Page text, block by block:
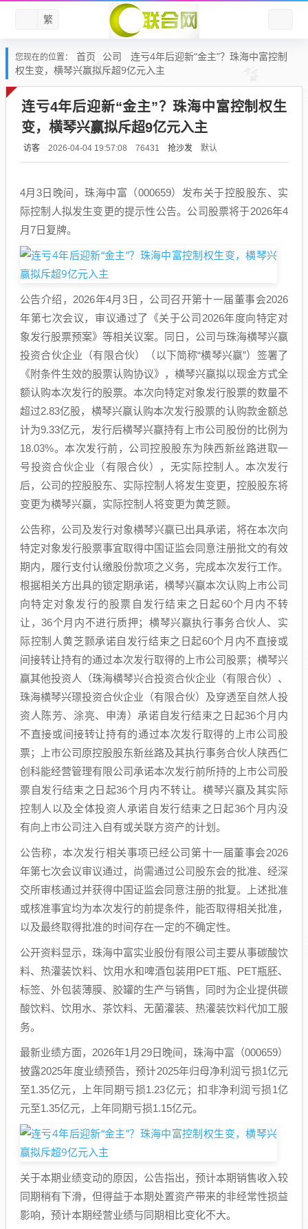
繁
您现在的位置： 首页 公司
连亏4年后迎新“金主”？珠海中富控制
权生变，横琴兴赢拟斥超9亿元入主
连亏4年后迎新“金主”？珠海中富控制权生
变，横琴兴赢拟斥超9亿元入主
访客 2026-04-04 19:57:08 76431 抢沙发 默认
4月3日晚间，珠海中富（000659）发布关于控股股东、实
际控制人拟发生变更的提示性公告。公司股票将于2026年4
月7日复牌。
公告介绍，2026年4月3日，公司召开第十一届董事会2026
年第七次会议，审议通过了《关于公司2026年度向特定对
象发行股票预案》等相关议案。同日，公司与珠海横琴兴赢
投资合伙企业（有限合伙）（以下简称“横琴兴赢”）签署了
《附条件生效的股票认购协议》，横琴兴赢拟以现金方式全
额认购本次发行的股票。本次向特定对象发行股票的数量不
超过2.83亿股，横琴兴赢认购本次发行股票的认购款金额总
计为9.33亿元，发行后横琴兴赢持有上市公司股份的比例为
18.03%。本次发行前，公司控股股东为陕西新丝路进取一
号投资合伙企业（有限合伙），无实际控制人。本次发行
后，公司的控股股东、实际控制人将发生变更，控股股东将
变更为横琴兴赢，实际控制人将变更为黄芝颢。
公告称，公司及发行对象横琴兴赢已出具承诺，将在本次向
特定对象发行股票事宜取得中国证监会同意注册批文的有效
期内，履行支付认缴股份款项之义务，完成本次发行工作。
根据相关方出具的锁定期承诺，横琴兴赢本次认购上市公司
向特定对象发行的股票自发行结束之日起60个月内不转
让，36个月内不进行质押；横琴兴赢执行事务合伙人、实
际控制人黄芝颢承诺自发行结束之日起60个月内不直接或
间接转让持有的通过本次发行取得的上市公司股票；横琴兴
赢其他投资人（珠海横琴兴合投资合伙企业（有限合伙）、
珠海横琴兴璟投资合伙企业（有限合伙）及穿透至自然人投
资人陈芳、涂亮、申涛）承诺自发行结束之日起36个月内
不直接或间接转让持有的通过本次发行取得的上市公司股
票；上市公司原控股股东新丝路及其执行事务合伙人陕西仁
创科能经营管理有限公司承诺本次发行前所持的上市公司股
票自发行结束之日起36个月内不转让。横琴兴赢及其实际
控制人以及全体投资人承诺自发行结束之日起36个月内没
有向上市公司注入自有或关联方资产的计划。
公告称，本次发行相关事项已经公司第十一届董事会2026
年第七次会议审议通过，尚需通过公司股东会的批准、经深
交所审核通过并获得中国证监会同意注册的批复。上述批准
或核准事宜均为本次发行的前提条件，能否取得相关批准，
以及最终取得批准的时间存在一定的不确定性。
公开资料显示，珠海中富实业股份有限公司主要从事碳酸饮
料、热灌装饮料、饮用水和啤酒包装用PET瓶、PET瓶胚、
标签、外包装薄膜、胶罐的生产与销售，同时为企业提供碳
酸饮料、饮用水、茶饮料、无菌灌装、热灌装饮料代加工服
务。
最新业绩方面，2026年1月29日晚间，珠海中富（000659）
披露2025年度业绩预告，预计2025年归母净利润亏损1亿元
至1.35亿元，上年同期亏损1.23亿元；扣非净利润亏损1亿
元至1.35亿元，上年同期亏损1.15亿元。
关于本期业绩变动的原因，公告指出，预计本期销售收入较
同期稍有下滑，但得益于本期处置资产带来的非经常性损益
影响，预计本期经营业绩与同期相比变化不大。